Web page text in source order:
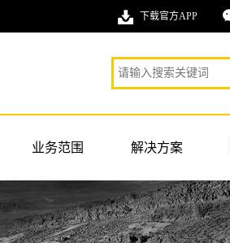
下载官方APP
业务范围 解决方案